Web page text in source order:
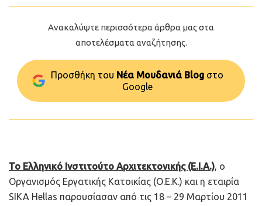
Ανακαλύψτε περισσότερα άρθρα μας στα
αποτελέσματα αναζήτησης.
Προσθήκη του Νέα Μουδανιά Blog στo
Google
Το Ελληνικό Ινστιτούτο Αρχιτεκτονικής (Ε.Ι.Α.), ο
Οργανισμός Εργατικής Κατοικίας (Ο.Ε.Κ.) και η εταιρία
SIKA Hellas παρουσίασαν από τις 18 – 29 Μαρτίου 2011